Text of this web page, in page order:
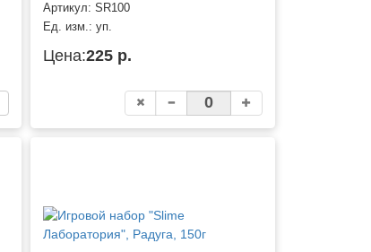
Артикул:SR100
Ед. изм.:уп.
Цена:225 р.